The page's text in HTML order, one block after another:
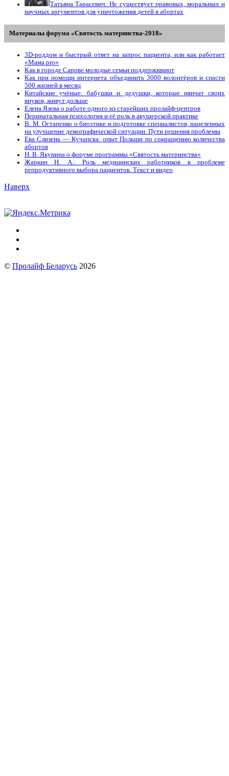
Татьяна Тарасевич: Не существует правовых, моральных и
научных аргументов для уничтожения детей в абортах
Материалы форума «Святость материнства-2018»
3D-роддом и быстрый ответ на запрос пациента, или как работает
«Мама prо»
Как в городе Сарове молодые семьи поддерживают
Как при помощи интернета объединить 3000 волонтёров и спасти
500 жизней в месяц
Китайские учёные: бабушки и дедушки, которые нянчат своих
внуков, живут дольше
Елена Язева о работе одного из старейших пролайф-центров
Перинатальная психология и её роль в акушерской практике
В. М. Остапенко о биоэтике и подготовке специалистов, нацеленных
на улучшение демографической ситуации. Пути решения проблемы
Ева Слизень — Кучапска: опыт Польши по сокращению количества
абортов
Н. В. Якунина о форуме программы «Святость материнства»
Жаркин Н. А.: Роль медицинских работников в проблеме
репродуктивного выбора пациенток. Tекст и видео
Наверх
© Пролайф Беларусь 2026